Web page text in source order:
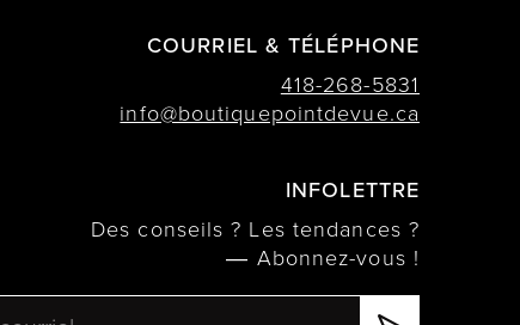
COURRIEL & TÉLÉPHONE
418-268-5831
info@boutiquepointdevue.ca
INFOLETTRE
Des conseils ? Les tendances ?
― Abonnez-vous !